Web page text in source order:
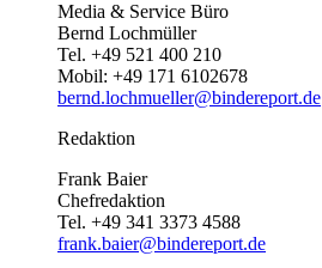
Media & Service Büro
Bernd Lochmüller
Tel. +49 521 400 210
Mobil: +49 171 6102678
bernd.lochmueller@bindereport.de
Redaktion
Frank Baier
Chefredaktion
Tel. +49 341 3373 4588
frank.baier@bindereport.de